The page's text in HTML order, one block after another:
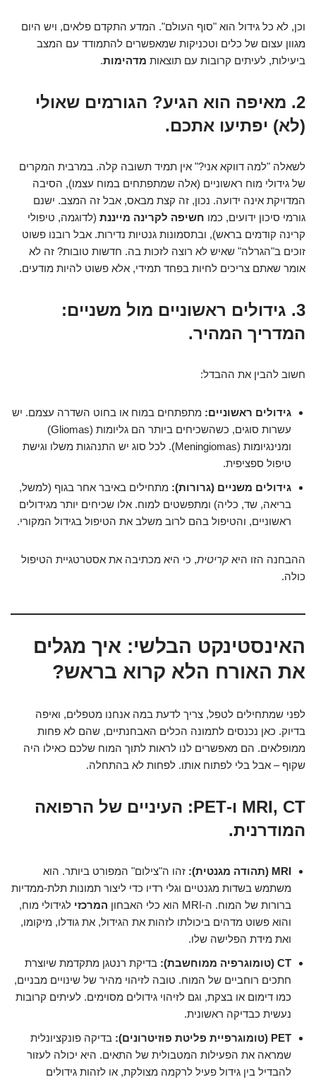
וכן, לא כל גידול הוא "סוף העולם". המדע התקדם פלאים, ויש היום
מגוון עצום של כלים וטכניקות שמאפשרים להתמודד עם המצב
ביעילות, לעיתים קרובות עם תוצאות מדהימות.
2. מאיפה הוא הגיע? הגורמים שאולי
(לא) יפתיעו אתכם.
לשאלה "למה דווקא אני?" אין תמיד תשובה קלה. במרבית המקרים
של גידולי מוח ראשוניים (אלה שמתפתחים במוח עצמו), הסיבה
המדויקת אינה ידועה. נכון, זה קצת מבאס, אבל זה המצב. ישנם
גורמי סיכון ידועים, כמו חשיפה לקרינה מייננת (לדוגמה, טיפולי
קרינה קודמים בראש), ובתסמונות גנטיות נדירות. אבל רובנו פשוט
זוכים ב"הגרלה" שאיש לא רוצה לזכות בה. חדשות טובות? זה לא
אומר שאתם צריכים לחיות בפחד תמידי, אלא פשוט להיות מודעים.
3. גידולים ראשוניים מול משניים:
המדריך המהיר.
חשוב להבין את ההבדל:
גידולים ראשוניים: מתפתחים במוח או בחוט השדרה עצמם. יש
עשרות סוגים, כשהשכיחים ביותר הם גליומות (Gliomas)
ומנינגיומות (Meningiomas). לכל סוג יש התנהגות משלו וגישת
טיפול ספציפית.
גידולים משניים (גרורות): מתחילים באיבר אחר בגוף (למשל,
בריאה, שד, כליה) ומתפשטים למוח. אלו שכיחים יותר מגידולים
ראשוניים, והטיפול בהם לרוב משלב את הטיפול בגידול המקורי.
ההבחנה הזו היא קריטית, כי היא מכתיבה את אסטרטגיית הטיפול
כולה.
האינסטינקט הבלשי: איך מגלים
את האורח הלא קרוא בראש?
לפני שמתחילים לטפל, צריך לדעת במה אנחנו מטפלים, ואיפה
בדיוק. כאן נכנסים לתמונה הכלים האבחנתיים, שהם לא פחות
ממופלאים. הם מאפשרים לנו לראות לתוך המוח שלכם כאילו היה
שקוף – אבל בלי לפתוח אותו. לפחות לא בהתחלה.
MRI, CT ו-PET: העיניים של הרפואה
המודרנית.
MRI (תהודה מגנטית):
זהו ה"צילום" המפורט ביותר. הוא
משתמש בשדות מגנטיים וגלי רדיו כדי ליצור תמונות תלת-ממדיות
ברורות של המוח. ה-MRI הוא כלי האבחון
המרכזי לגידולי מוח,
והוא פשוט מדהים ביכולתו לזהות את הגידול, את גודלו, מיקומו,
ואת מידת הפלישה שלו.
CT (טומוגרפיה ממוחשבת):
בדיקת רנטגן מתקדמת שיוצרת
חתכים רוחביים של המוח. טובה לזיהוי מהיר של שינויים מבניים,
כמו דימום או בצקת, וגם לזיהוי גידולים מסוימים. לעיתים קרובות
נעשית כבדיקה ראשונית.
PET (טומוגרפיית פליטת פוזיטרונים):
בדיקה פונקציונלית
שמראה את הפעילות המטבולית של התאים. היא יכולה לעזור
להבדיל בין גידול פעיל לרקמה מצולקת, או לזהות גידולים